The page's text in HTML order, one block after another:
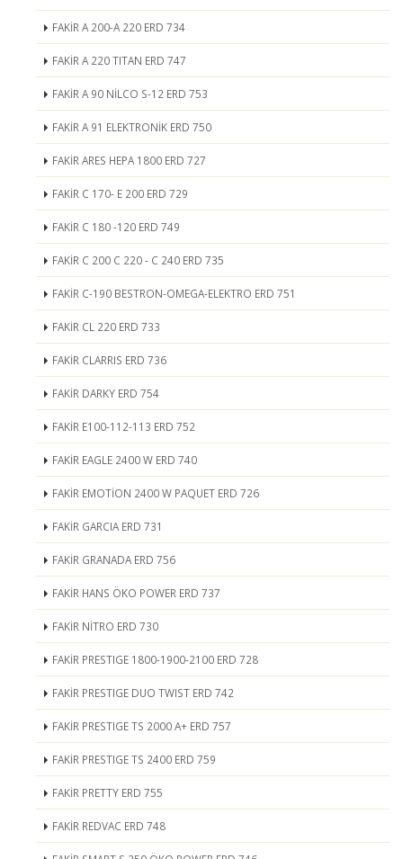
FAKİR A 200-A 220 ERD 734
FAKİR A 220 TITAN ERD 747
FAKİR A 90 NİLCO S-12 ERD 753
FAKİR A 91 ELEKTRONİK ERD 750
FAKİR ARES HEPA 1800 ERD 727
FAKİR C 170- E 200 ERD 729
FAKİR C 180 -120 ERD 749
FAKİR C 200 C 220 - C 240 ERD 735
FAKİR C-190 BESTRON-OMEGA-ELEKTRO ERD 751
FAKİR CL 220 ERD 733
FAKİR CLARRIS ERD 736
FAKİR DARKY ERD 754
FAKİR E100-112-113 ERD 752
FAKİR EAGLE 2400 W ERD 740
FAKİR EMOTİON 2400 W PAQUET ERD 726
FAKİR GARCIA ERD 731
FAKİR GRANADA ERD 756
FAKİR HANS ÖKO POWER ERD 737
FAKİR NİTRO ERD 730
FAKİR PRESTIGE 1800-1900-2100 ERD 728
FAKİR PRESTIGE DUO TWIST ERD 742
FAKİR PRESTIGE TS 2000 A+ ERD 757
FAKİR PRESTIGE TS 2400 ERD 759
FAKİR PRETTY ERD 755
FAKİR REDVAC ERD 748